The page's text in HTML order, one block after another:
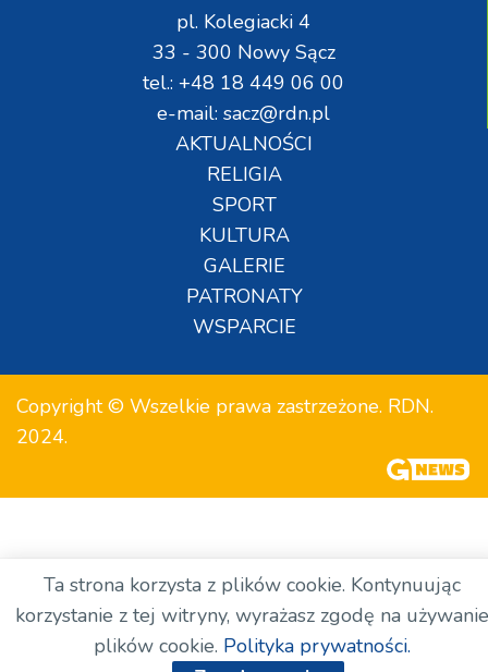
pl. Kolegiacki 4
33 - 300 Nowy Sącz
tel.: +48 18 449 06 00
e-mail: sacz@rdn.pl
AKTUALNOŚCI
RELIGIA
SPORT
KULTURA
GALERIE
PATRONATY
WSPARCIE
Copyright © Wszelkie prawa zastrzeżone. RDN.
2024.
Ta strona korzysta z plików cookie. Kontynuując
korzystanie z tej witryny, wyrażasz zgodę na używanie
plików cookie. Polityka prywatności.